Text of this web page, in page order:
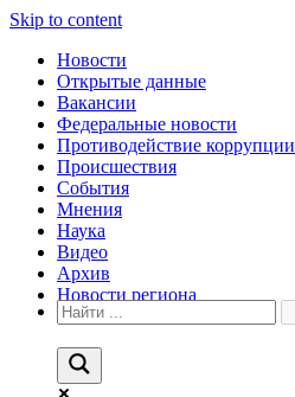
Skip to content
Новости
Открытые данные
Вакансии
Федеральные новости
Противодействие коррупции
Происшествия
События
Мнения
Наука
Видео
Архив
Новости региона